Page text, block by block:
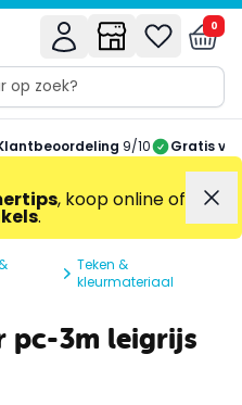
0
9/10 Gratis
, koop online of
.
Teken &
kleurmateriaal
pc-3m leigrijs